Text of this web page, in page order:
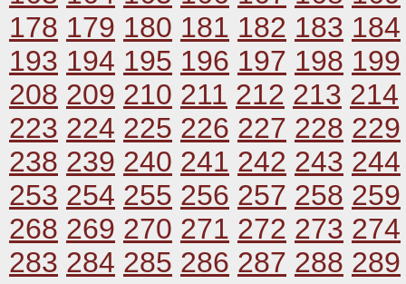
178 179 180 181 182 183 184
193 194 195 196 197 198 199
208 209 210 211 212 213 214
223 224 225 226 227 228 229
238 239 240 241 242 243 244
253 254 255 256 257 258 259
268 269 270 271 272 273 274
283 284 285 286 287 288 289